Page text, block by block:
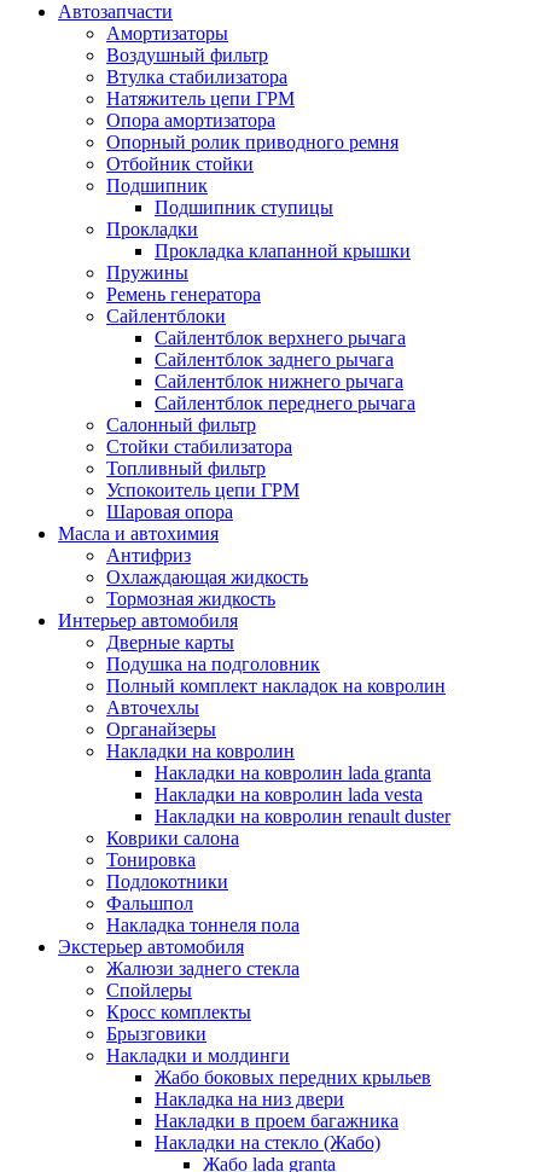
Автозапчасти
Амортизаторы
Воздушный фильтр
Втулка стабилизатора
Натяжитель цепи ГРМ
Опора амортизатора
Опорный ролик приводного ремня
Отбойник стойки
Подшипник
Подшипник ступицы
Прокладки
Прокладка клапанной крышки
Пружины
Ремень генератора
Сайлентблоки
Сайлентблок верхнего рычага
Сайлентблок заднего рычага
Сайлентблок нижнего рычага
Сайлентблок переднего рычага
Салонный фильтр
Стойки стабилизатора
Топливный фильтр
Успокоитель цепи ГРМ
Шаровая опора
Масла и автохимия
Антифриз
Охлаждающая жидкость
Тормозная жидкость
Интерьер автомобиля
Дверные карты
Подушка на подголовник
Полный комплект накладок на ковролин
Авточехлы
Органайзеры
Накладки на ковролин
Накладки на ковролин lada granta
Накладки на ковролин lada vesta
Накладки на ковролин renault duster
Коврики салона
Тонировка
Подлокотники
Фальшпол
Накладка тоннеля пола
Экстерьер автомобиля
Жалюзи заднего стекла
Спойлеры
Кросс комплекты
Брызговики
Накладки и молдинги
Жабо боковых передних крыльев
Накладка на низ двери
Накладки в проем багажника
Накладки на стекло (Жабо)
Жабо lada granta